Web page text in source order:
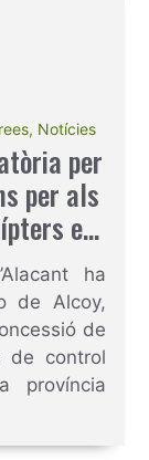
, Notícies
per
per als
en
ha
de Alcoy,
de
de control
província